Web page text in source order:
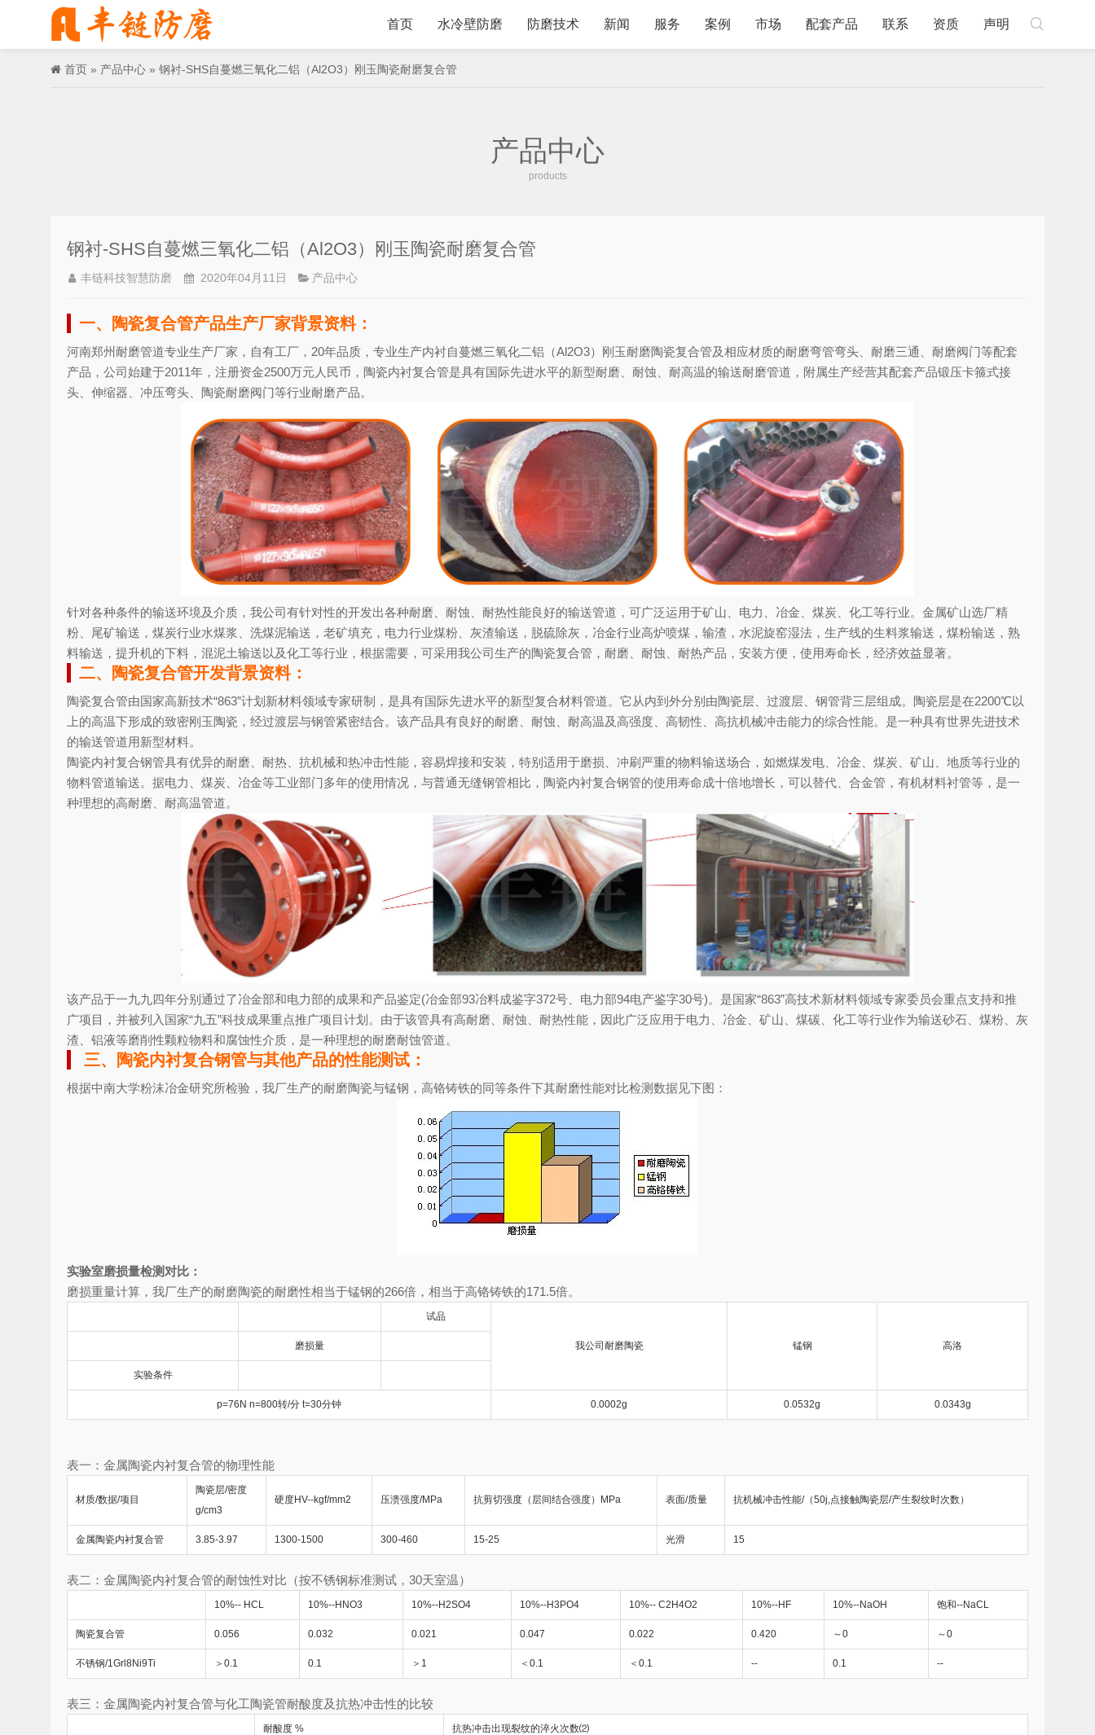

首页 水冷壁防磨 防磨技术 新闻 服务 案例 市场 配套产品 联系 资质 声明
首页 » 产品中心 » 钢衬-SHS自蔓燃三氧化二铝（Al2O3）刚玉陶瓷耐磨复合管
产品中心
products
钢衬-SHS自蔓燃三氧化二铝（Al2O3）刚玉陶瓷耐磨复合管
丰链科技智慧防磨 2020年04月11日 产品中心
一、陶瓷复合管产品生产厂家背景资料：
河南郑州耐磨管道专业生产厂家，自有工厂，20年品质，专业生产内衬自蔓燃三氧化二铝（Al2O3）刚玉耐磨陶瓷复合管及相应材质的耐磨弯管弯头、耐磨三通、耐磨阀门等配套
产品，公司始建于2011年，注册资金2500万元人民币，陶瓷内衬复合管是具有国际先进水平的新型耐磨、耐蚀、耐高温的输送耐磨管道，附属生产经营其配套产品锻压卡箍式接
头、伸缩器、冲压弯头、陶瓷耐磨阀门等行业耐磨产品。
针对各种条件的输送环境及介质，我公司有针对性的开发出各种耐磨、耐蚀、耐热性能良好的输送管道，可广泛运用于矿山、电力、冶金、煤炭、化工等行业。金属矿山选厂精
粉、尾矿输送，煤炭行业水煤浆、洗煤泥输送，老矿填充，电力行业煤粉、灰渣输送，脱硫除灰，冶金行业高炉喷煤，输渣，水泥旋窑湿法，生产线的生料浆输送，煤粉输送，熟
料输送，提升机的下料，混泥土输送以及化工等行业，根据需要，可采用我公司生产的陶瓷复合管，耐磨、耐蚀、耐热产品，安装方便，使用寿命长，经济效益显著。
二、陶瓷复合管开发背景资料：
陶瓷复合管由国家高新技术“863”计划新材料领域专家研制，是具有国际先进水平的新型复合材料管道。它从内到外分别由陶瓷层、过渡层、钢管背三层组成。陶瓷层是在2200℃以
上的高温下形成的致密刚玉陶瓷，经过渡层与钢管紧密结合。该产品具有良好的耐磨、耐蚀、耐高温及高强度、高韧性、高抗机械冲击能力的综合性能。是一种具有世界先进技术
的输送管道用新型材料。
陶瓷内衬复合钢管具有优异的耐磨、耐热、抗机械和热冲击性能，容易焊接和安装，特别适用于磨损、冲刷严重的物料输送场合，如燃煤发电、冶金、煤炭、矿山、地质等行业的
物料管道输送。据电力、煤炭、冶金等工业部门多年的使用情况，与普通无缝钢管相比，陶瓷内衬复合钢管的使用寿命成十倍地增长，可以替代、合金管，有机材料衬管等，是一
种理想的高耐磨、耐高温管道。
该产品于一九九四年分别通过了冶金部和电力部的成果和产品鉴定(冶金部93冶料成鉴字372号、电力部94电产鉴字30号)。是国家“863”高技术新材料领域专家委员会重点支持和推
广项目，并被列入国家“九五”科技成果重点推广项目计划。由于该管具有高耐磨、耐蚀、耐热性能，因此广泛应用于电力、冶金、矿山、煤碳、化工等行业作为输送砂石、煤粉、灰
渣、铝液等磨削性颗粒物料和腐蚀性介质，是一种理想的耐磨耐蚀管道。
三、陶瓷内衬复合钢管与其他产品的性能测试：
根据中南大学粉沫冶金研究所检验，我厂生产的耐磨陶瓷与锰钢，高铬铸铁的同等条件下其耐磨性能对比检测数据见下图：
实验室磨损量检测对比：
磨损重量计算，我厂生产的耐磨陶瓷的耐磨性相当于锰钢的266倍，相当于高铬铸铁的171.5倍。
试品
我公司耐磨陶瓷 锰钢 高洛
磨损量
实验条件
p=76N n=800转/分 t=30分钟 0.0002g 0.0532g 0.0343g
表一：金属陶瓷内衬复合管的物理性能
材质/数据/项目
陶瓷层/密度
g/cm3
硬度HV--kgf/mm2 压溃强度/MPa 抗剪切强度（层间结合强度）MPa 表面/质量 抗机械冲击性能/（50j,点接触陶瓷层/产生裂纹时次数）
金属陶瓷内衬复合管 3.85-3.97 1300-1500 300-460 15-25 光滑 15
表二：金属陶瓷内衬复合管的耐蚀性对比（按不锈钢标准测试，30天室温）
10%-- HCL 10%--HNO3 10%--H2SO4 10%--H3PO4 10%-- C2H4O2 10%--HF 10%--NaOH 饱和--NaCL
陶瓷复合管 0.056 0.032 0.021 0.047 0.022 0.420 ～0 ～0
不锈钢/1Grl8Ni9Ti ＞0.1 0.1 ＞1 ＜0.1 ＜0.1 -- 0.1 --
表三：金属陶瓷内衬复合管与化工陶瓷管耐酸度及抗热冲击性的比较
耐酸度 % 抗热冲击出现裂纹的淬火次数⑵